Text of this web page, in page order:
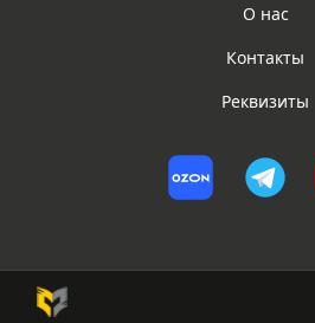
О нас
Контакты
Реквизиты